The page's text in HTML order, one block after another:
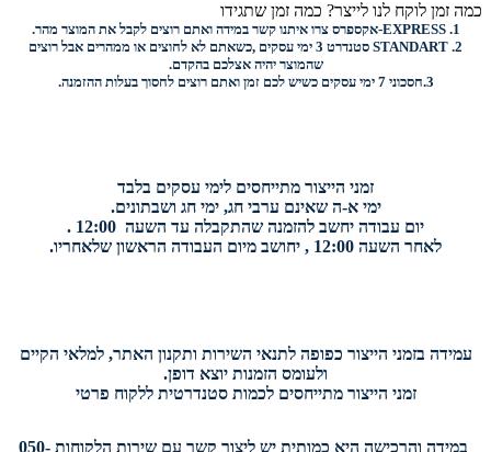
כמה זמן לוקח לנו לייצר? כמה זמן שתגידו
1.
EXPRESS- אקספרס צרו איתנו קשר במידה ואתם רוצים לקבל את המוצר מהר.
2.
STANDART
סטנדרט 3 ימי עסקים ,כשאתם לא לחוצים או ממהרים אבל רוצים
שהמוצר יהיה אצלכם בהקדם.
3. חסכוני7 ימי עסקים כשיש לכם זמן ואתם רוצים לחסוך בעלות ההזמנה.
זמני הייצור מתייחסים לימי עסקים בלבד
ימי א-ה שאינם ערבי חג, ימי חג ושבתונים.
יום עבודה יחשב להזמנה שהתקבלה עד השעה 12:00 .
לאחר השעה 12:00 , יחושב מיום העבודה הראשון שלאחריו.
עמידה בזמני הייצור כפופה לתנאי השירות ותקנון האתר, למלאי הקיים
ולעומס הזמנות יוצא דופן.
זמני הייצור מתייחסים לכמות סטנדרטית ללקוח פרטי
במידה והרכישה היא כמותית יש ליצור קשר עם שירות הלקוחות 050-